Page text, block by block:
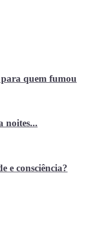
quem fumou
noites...
e consciência?